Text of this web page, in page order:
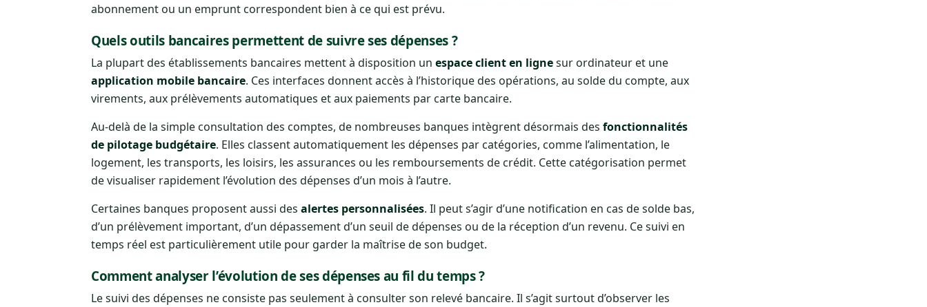
abonnement ou un emprunt correspondent bien à ce qui est prévu.
Quels outils bancaires permettent de suivre ses dépenses ?
La plupart des établissements bancaires mettent à disposition un espace client en lignesur ordinateur et une
application mobile bancaire. Ces interfaces donnent accès à l’historique des opérations, au solde du compte, aux
virements, aux prélèvements automatiques et aux paiements par carte bancaire.
Au-delà de la simple consultation des comptes, de nombreuses banques intègrent désormais des fonctionnalités
de pilotage budgétaire. Elles classent automatiquement les dépenses par catégories, comme l’alimentation, le
logement, les transports, les loisirs, les assurances ou les remboursements de crédit. Cette catégorisation permet
de visualiser rapidement l’évolution des dépenses d’un mois à l’autre.
Certaines banques proposent aussi des alertes personnalisées. Il peut s’agir d’une notification en cas de solde bas,
d’un prélèvement important, d’un dépassement d’un seuil de dépenses ou de la réception d’un revenu. Ce suivi en
temps réel est particulièrement utile pour garder la maîtrise de son budget.
Comment analyser l’évolution de ses dépenses au fil du temps ?
Le suivi des dépenses ne consiste pas seulement à consulter son relevé bancaire. Il s’agit surtout d’observer les